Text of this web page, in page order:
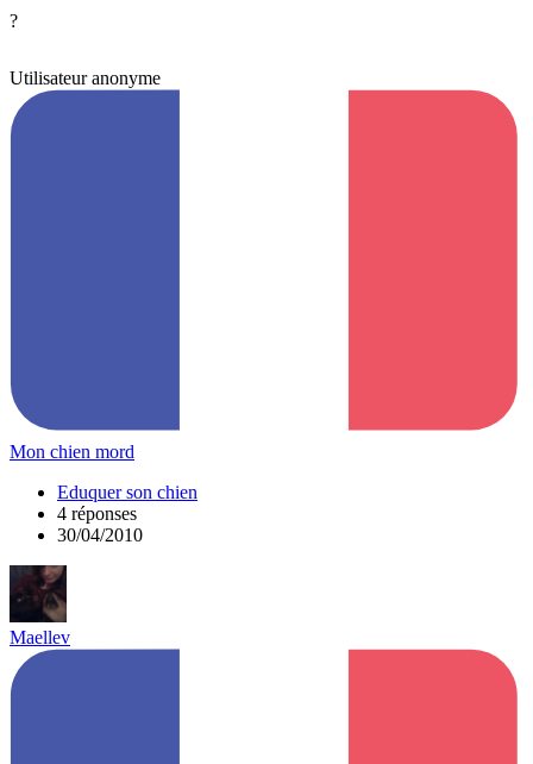
?
Utilisateur anonyme
Mon chien mord
Eduquer son chien
4 réponses
30/04/2010
Maellev